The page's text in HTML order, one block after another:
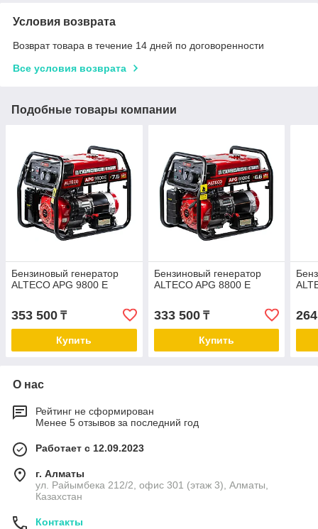
Условия возврата
Возврат товара в течение 14 дней по договоренности
Все условия возврата
Подобные товары компании
Бензиновый генератор
ALTECO APG 9800 E
353 500 ₸
Купить
Бензиновый генератор
ALTECO APG 8800 E
333 500₸
Купить
О нас
Рейтинг не сформирован
Менее 5 отзывов за последний год
Работает с 12.09.2023
г. Алматы
ул. Райымбека 212/2, офис 301 (этаж 3), Алматы,
Казахстан
Контакты